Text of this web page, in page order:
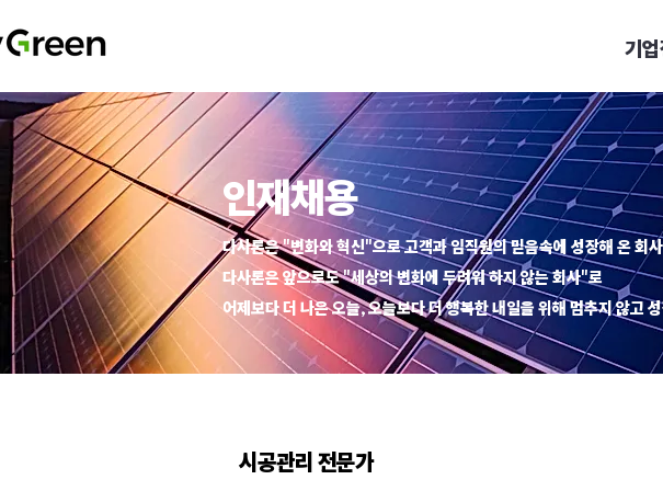
기
​인재채용
다사론은 "변화와 혁신"으로 고객과 임직원의 믿음속에 성장해 온 회
다사론은 앞으로도 "세상의 변화에 두려워 하지 않는 회사"로
어제보다 더 나은 오늘, 오늘보다 더 행복한 내일을 위해 멈추지 않고
시공관리 ​전문가